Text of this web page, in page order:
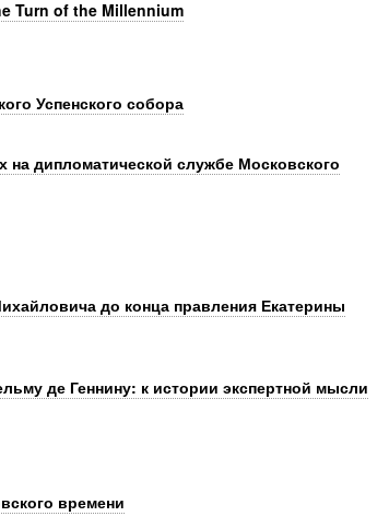
Turn of the Millennium
Успенского собора
дипломатической службе Московского
до конца правления Екатерины
де Геннину: к истории экспертной мысли
времени